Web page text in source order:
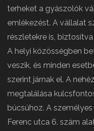
terheket a gyászolók
emlékezést. A vállalat
részletekre is,
A helyi közösségben
veszik, és minden
szerint járnak el. A
megtalálása
búcsúhoz. A
Ferenc utca 6. szám